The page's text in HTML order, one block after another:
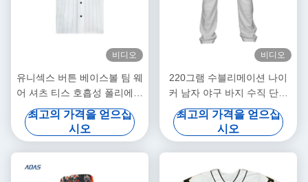
비디오
유니섹스 버튼 베이스볼 팀 웨
어 셔츠 티스 호흡성 폴리에스
터 커스텀
최고의 가격을 얻으십
시오
비디오
220그램 수블리메이션 나이
커 남자 야구 바지 수직 단순
항균
최고의 가격을 얻으십
시오